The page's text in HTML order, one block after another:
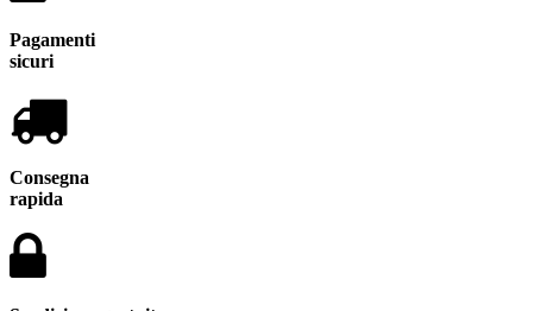
Pagamenti
sicuri
Consegna
rapida